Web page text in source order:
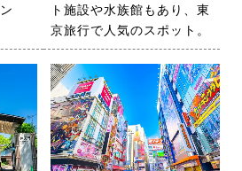
ト施設や水族館もあり、東
京旅行で人気のスポット。